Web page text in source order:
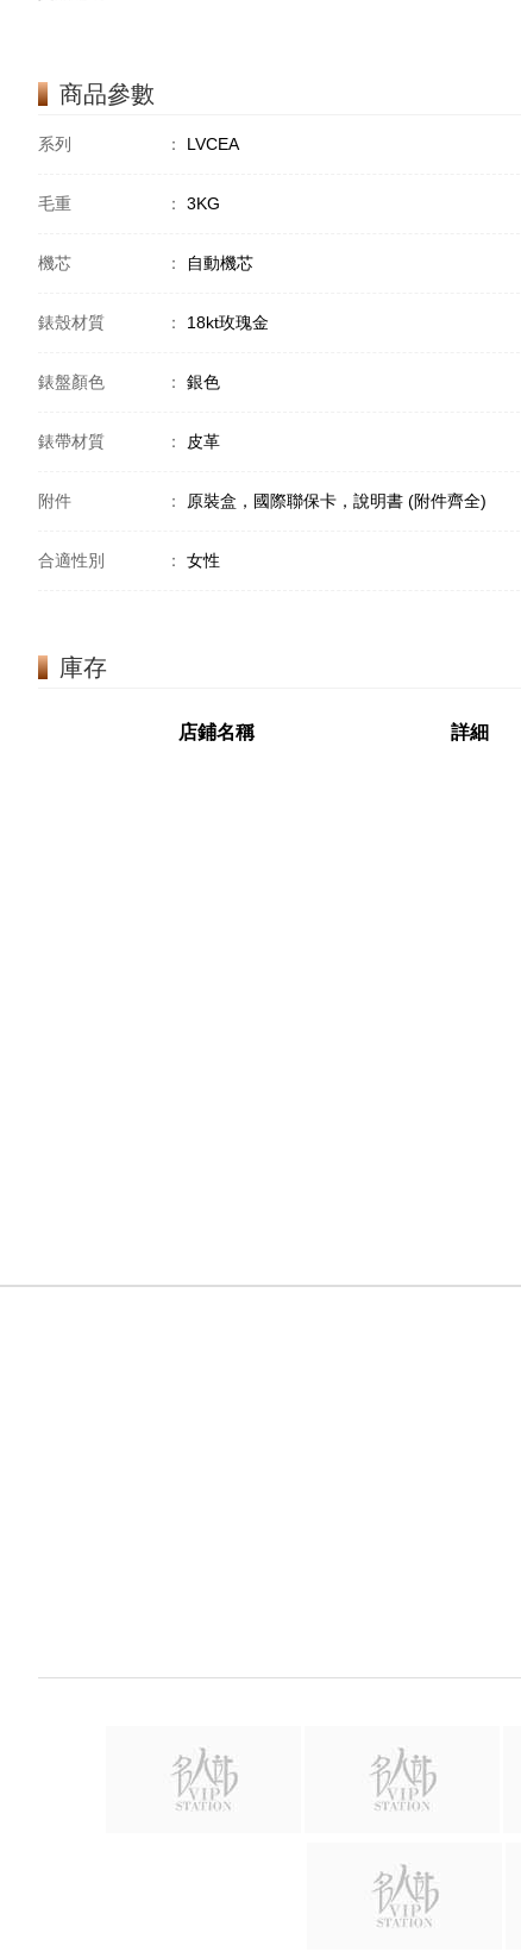
商品參數
系列 ： LVCEA
毛重 ： 3KG
機芯 ： 自動機芯
錶殼材質 ： 18kt玫瑰金
錶盤顏色 ： 銀色
錶帶材質 ： 皮革
附件 ： 原裝盒，國際聯保卡，說明書 (附件齊全)
合適性別 ： 女性
庫存
店鋪名稱 詳細